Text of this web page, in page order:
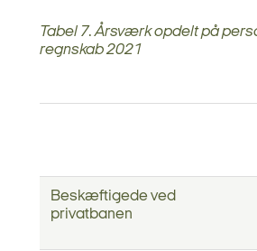
Tabel 7. Årsværk opdelt på
regnskab 2021
Beskæftigede ved
privatbanen